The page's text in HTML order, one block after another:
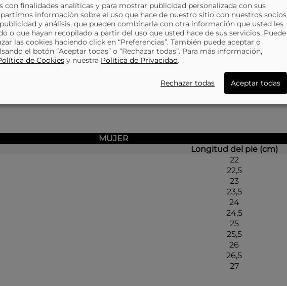
4175025 VERDE
MUJER
Longitud del pie (cm)
22
22,5
23
23,5
24
24,5
25
25,5
26
26,5
27
con finalidades analíticas y para mostrar publicidad personalizada con sus
información sobre el uso que hace de nuestro sitio con nuestros socios
y análisis, que pueden combinarla con otra información que usted les
o que hayan recopilado a partir del uso que usted hace de sus servicios. Puede
las cookies haciendo click en “Preferencias”. También puede aceptar o
el botón “Aceptar todas” o “Rechazar todas”. Para más información,
de Cookies y nuestra Política de Privacidad.
Rechazar todas Aceptar todas